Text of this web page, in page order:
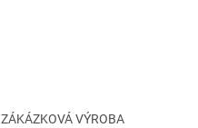
ZÁKÁZKOVÁ VÝROBA